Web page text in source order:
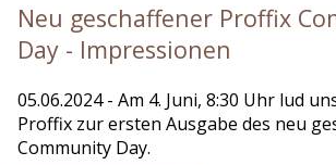
Neu geschaffener Proffix
Day - Impressionen
05.06.2024- Am 4. Juni, 8:30 Uhr lud
Proffix zur ersten Ausgabe des neu
Community Day.